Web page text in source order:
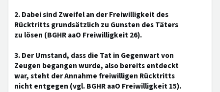
2. Dabei sind Zweifel an der Freiwilligkeit des
Rücktritts grundsätzlich zu Gunsten des Täters
zu lösen (BGHR aaO Freiwilligkeit 26).
3. Der Umstand, dass die Tat in Gegenwart von
Zeugen begangen wurde, also bereits entdeckt
war, steht der Annahme freiwilligen Rücktritts
nicht entgegen (vgl. BGHR aaO Freiwilligkeit 15).